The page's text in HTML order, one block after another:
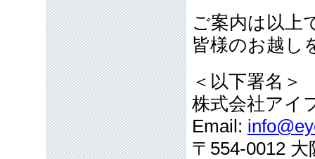
ご案内は以上
皆様のお越し
＜以下署名＞
株式会社アイ
Email:
〒554-0012